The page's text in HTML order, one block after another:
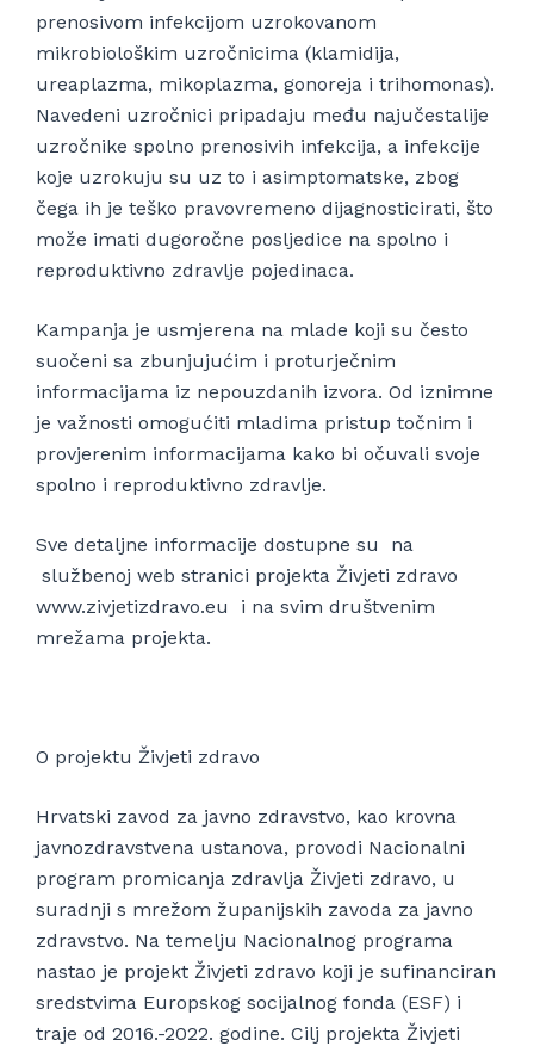
prenosivom infekcijom uzrokovanom
mikrobiološkim uzročnicima (klamidija,
ureaplazma, mikoplazma, gonoreja i trihomonas).
Navedeni uzročnici pripadaju među najučestalije
uzročnike spolno prenosivih infekcija, a infekcije
koje uzrokuju su uz to i asimptomatske, zbog
čega ih je teško pravovremeno dijagnosticirati, što
može imati dugoročne posljedice na spolno i
reproduktivno zdravlje pojedinaca.
Kampanja je usmjerena na mlade koji su često
suočeni sa zbunjujućim i proturječnim
informacijama iz nepouzdanih izvora. Od iznimne
je važnosti omogućiti mladima pristup točnim i
provjerenim informacijama kako bi očuvali svoje
spolno i reproduktivno zdravlje.
Sve detaljne informacije dostupne su na
službenoj web stranici projekta Živjeti zdravo
www.zivjetizdravo.eu i na svim društvenim
mrežama projekta.
O projektu Živjeti zdravo
Hrvatski zavod za javno zdravstvo, kao krovna
javnozdravstvena ustanova, provodi Nacionalni
program promicanja zdravlja Živjeti zdravo, u
suradnji s mrežom županijskih zavoda za javno
zdravstvo. Na temelju Nacionalnog programa
nastao je projekt Živjeti zdravo koji je sufinanciran
sredstvima Europskog socijalnog fonda (ESF) i
traje od 2016.-2022. godine. Cilj projekta Živjeti